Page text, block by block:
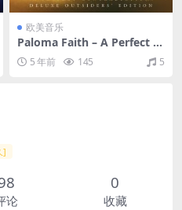
欧美音乐
Paloma Faith – A Perfect C
ontradiction (Outsiders' Ex
panded Edition)（2014/FLA
5 年前 145 5
]
论
0
收藏